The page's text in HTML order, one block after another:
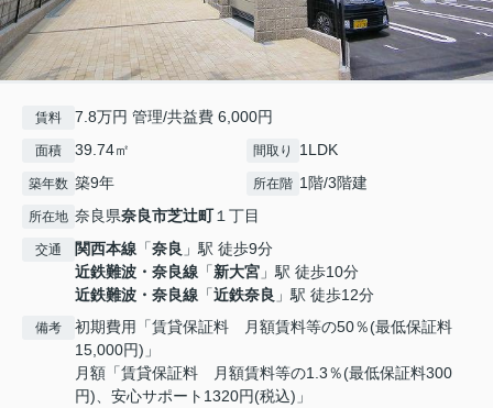
賃料 7.8万円 管理/共益費 6,000円
面積 39.74㎡ 間取り 1LDK
築年数 築9年 所在階 1階/3階建
所在地 奈良県奈良市芝辻町１丁目
交通 関西本線 「奈良 」駅 徒歩9分
近鉄難波・奈良線 「新大宮 」駅 徒歩10分
近鉄難波・奈良線 「近鉄奈良 」駅 徒歩12分
備考
初期費用「賃貸保証料 月額賃料等の50％(最低保証料
15,000円)」
月額「賃貸保証料 月額賃料等の1.3％(最低保証料300
円)、安心サポート1320円(税込)」